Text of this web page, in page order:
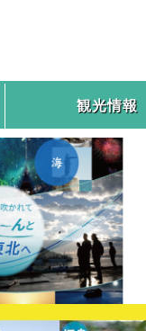
観光情報